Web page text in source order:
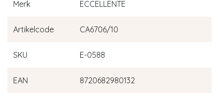
Merk ECCELLENTE
Artikelcode CA6706/10
SKU E-0588
EAN 8720682980132